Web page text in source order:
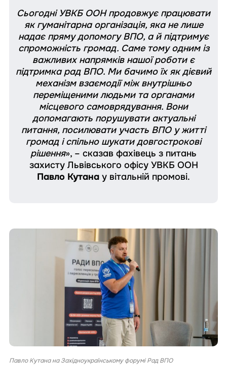
Сьогодні УВКБ ООН продовжує працювати
як гуманітарна організація, яка не лише
надає пряму допомогу ВПО, а й підтримує
спроможність громад. Саме тому одним із
важливих напрямків нашої роботи є
підтримка рад ВПО. Ми бачимо їх як дієвий
механізм взаємодії між внутрішньо
переміщеними людьми та органами
місцевого самоврядування. Вони
допомагають порушувати актуальні
питання, посилювати участь ВПО у житті
громад і спільно шукати довгострокові
рішення», – сказав фахівець з питань
захисту Львівського офісу УВКБ ООН
Павло Кутана у вітальній промові.
Павло Кутана на Західноукраїнському форумі Рад ВПО